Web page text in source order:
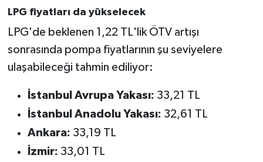
LPG fiyatları da yükselecek
LPG'de beklenen 1,22 TL'lik ÖTV artışı
sonrasında pompa fiyatlarının şu seviyelere
ulaşabileceği tahmin ediliyor:
İstanbul Avrupa Yakası: 33,21 TL
İstanbul Anadolu Yakası: 32,61 TL
Ankara: 33,19 TL
İzmir: 33,01 TL